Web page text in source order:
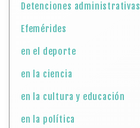
Detenciones administrativas
Efemérides
en el deporte
en la ciencia
en la cultura y educación
en la política